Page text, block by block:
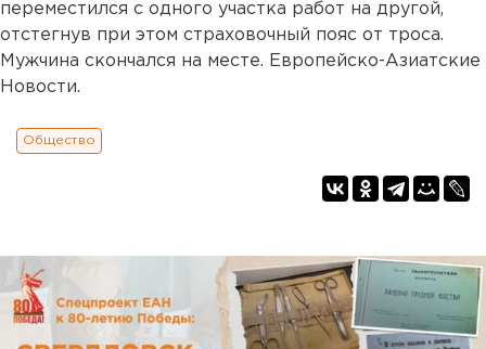
переместился с одного участка работ на другой,
отстегнув при этом страховочный пояс от троса.
Мужчина скончался на месте. Европейско-Азиатские
Новости.
Общество